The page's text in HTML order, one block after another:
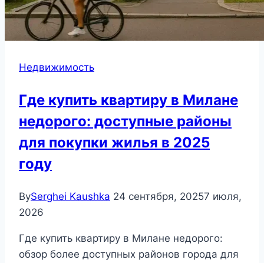
Недвижимость
Где купить квартиру в Милане
недорого: доступные районы
для покупки жилья в 2025
году
BySerghei Kaushka 24 сентября, 20257 июля,
2026
Где купить квартиру в Милане недорого:
обзор более доступных районов города для